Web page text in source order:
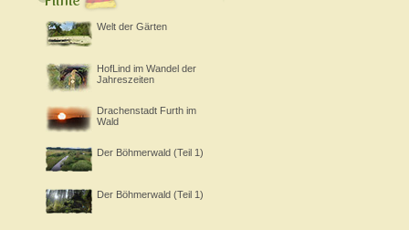
Welt der Gärten
HofLind im Wandel der
Jahreszeiten
Drachenstadt Furth im
Wald
Der Böhmerwald (Teil 1)
Der Böhmerwald (Teil 1)